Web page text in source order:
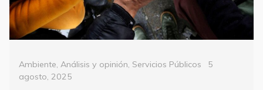
Categorías
Ambiente Análisis y opinión Servicios Públicos
Posted
5
agosto, 2025